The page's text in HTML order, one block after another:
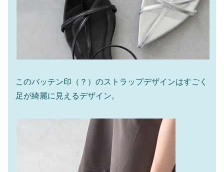
このバッテン印（？）のストラップデザインはすごく
足が綺麗に見えるデザイン。